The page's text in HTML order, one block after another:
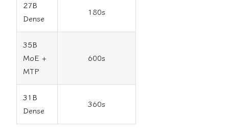
27B
Dense
180s
35B
MoE +
MTP
600s
31B
Dense
360s